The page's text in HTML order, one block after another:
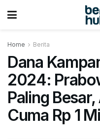
Home Berita
Dana
2024:
Paling
Cuma Rp 1